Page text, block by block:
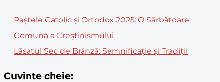
Paștele Catolic și Ortodox 2025: O Sărbătoare
Comună a Creștinismului
Lăsatul Sec de Brânză: Semnificație și Tradiții
Cuvinte cheie: